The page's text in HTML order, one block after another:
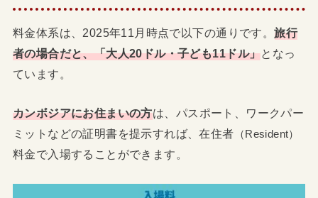
料金体系は、2025年11月時点で以下の通りです。旅行
者の場合だと、「大人20ドル・子ども11ドル」となっ
ています。
カンボジアにお住まいの方は、パスポート、ワークパー
ミットなどの証明書を提示すれば、在住者 （Resident）
料金で入場することができます。